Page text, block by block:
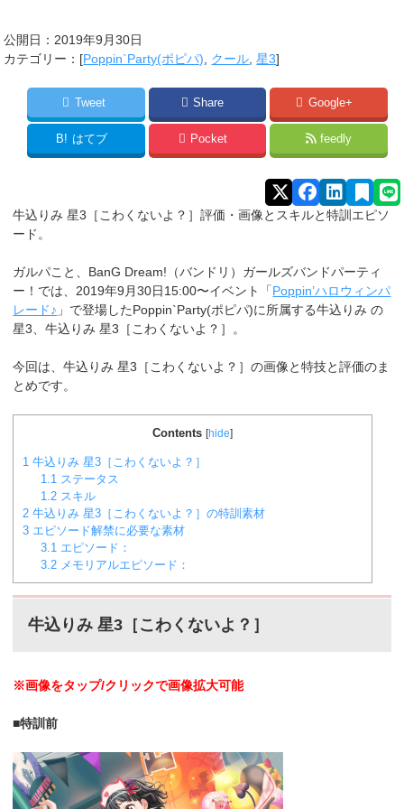
公開日： 2019年9月30日
カテゴリー：[Poppin`Party(ポピパ) クール ,星3]
Tweet Share Google+
B! はてブ Pocket feedly
牛込りみ 星3［こわくないよ？］評価・画像とスキルと特訓エピソ
ード。
ガルパこと、BanG Dream!（バンドリ）ガールズバンドパーティ
ー！では、2019年9月30日15:00〜イベント「Poppin’ハロウィンパ
レード♪ 」で登場したPoppin`Party(ポピパ)に所属する牛込りみの
星3、牛込りみ 星3［こわくないよ？］。
今回は、牛込りみ 星3［こわくないよ？］の画像と特技と評価のま
とめです。
Contents [hide]
1 牛込りみ 星3［こわくないよ？］
1.1 ステータス
1.2 スキル
2 牛込りみ 星3［こわくないよ？］の特訓素材
3 エピソード解禁に必要な素材
3.1 エピソード：
3.2 メモリアルエピソード：
牛込りみ 星3［こわくないよ？］
※画像をタップ/クリックで画像拡大可能
■特訓前